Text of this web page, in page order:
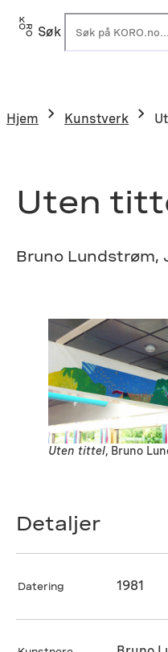
Hopp
Søk
Hjem Kunstverk
Uten
Bruno Lundstrøm,
Uten tittel, Bruno
Detaljer
Datering 1981